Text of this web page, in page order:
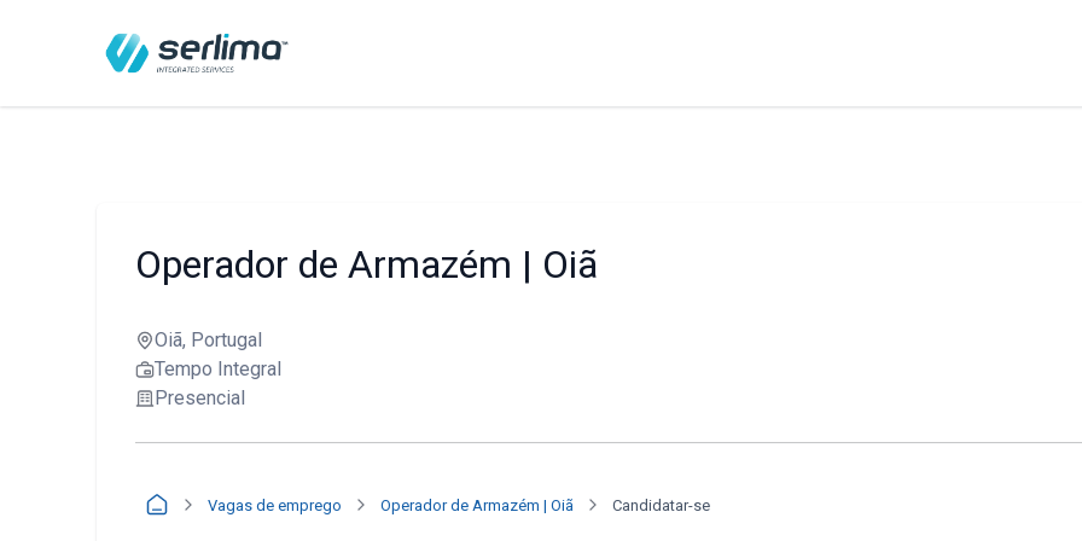
Operador de Armazém | Oiã
Oiã, Portugal
Tempo Integral
Presencial
Vagas de emprego Operador de Armazém | Oiã Candidatar-se